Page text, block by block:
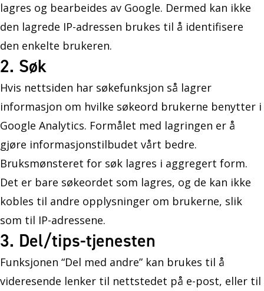
lagres og bearbeides av Google. Dermed kan ikke
den lagrede IP-adressen brukes til å identifisere
den enkelte brukeren.
2. Søk
Hvis nettsiden har søkefunksjon så lagrer
informasjon om hvilke søkeord brukerne benytter i
Google Analytics. Formålet med lagringen er å
gjøre informasjonstilbudet vårt bedre.
Bruksmønsteret for søk lagres i aggregert form.
Det er bare søkeordet som lagres, og de kan ikke
kobles til andre opplysninger om brukerne, slik
som til IP-adressene.
3. Del/tips-tjenesten
Funksjonen “Del med andre” kan brukes til å
videresende lenker til nettstedet på e-post, eller til